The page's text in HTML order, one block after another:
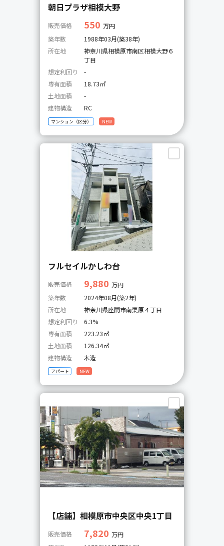
朝日プラザ相模大野
販売価格 550 万円
築年数
1988年03月(築38年)
所在地
神奈川県相模原市南区相模大野６
丁目
想定利回り
-
専有面積
18.73㎡
土地面積
-
建物構造
RC
マンション（区分） NEW
フルセイルかしわ台
販売価格 9,880 万円
築年数
2024年08月(築2年)
所在地
神奈川県座間市南栗原４丁目
想定利回り
6.3%
専有面積
223.23㎡
土地面積
126.34㎡
建物構造
木造
アパート NEW
【店舗】相模原市中央区中央1丁目
販売価格 7,820 万円